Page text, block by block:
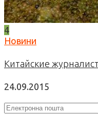
4
Новини
Китайские
24.09.2015